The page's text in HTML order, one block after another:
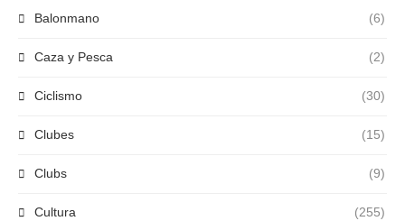
Balonmano (6)
Caza y Pesca (2)
Ciclismo (30)
Clubes (15)
Clubs (9)
Cultura (255)